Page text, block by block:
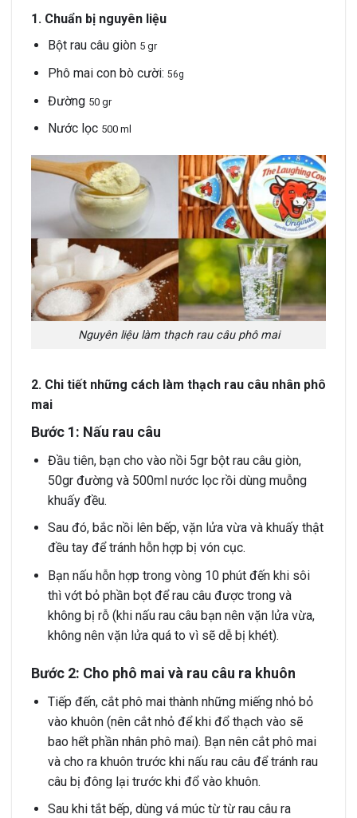
1. Chuẩn bị nguyên liệu
Bột rau câu giòn 5 gr
Phô mai con bò cười: 56g
Đường 50 gr
Nước lọc 500 ml
Nguyên liệu làm thạch rau câu phô mai
2. Chi tiết những cách làm thạch rau câu nhân phô
mai
Bước 1: Nấu rau câu
Đầu tiên, bạn cho vào nồi 5gr bột rau câu giòn,
50gr đường và 500ml nước lọc rồi dùng muỗng
khuấy đều.
Sau đó, bắc nồi lên bếp, vặn lửa vừa và khuấy thật
đều tay để tránh hỗn hợp bị vón cục.
Bạn nấu hỗn hợp trong vòng 10 phút đến khi sôi
thì vớt bỏ phần bọt để rau câu được trong và
không bị rỗ (khi nấu rau câu bạn nên vặn lửa vừa,
không nên vặn lửa quá to vì sẽ dễ bị khét).
Bước 2: Cho phô mai và rau câu ra khuôn
Tiếp đến, cắt phô mai thành những miếng nhỏ bỏ
vào khuôn (nên cắt nhỏ để khi đổ thạch vào sẽ
bao hết phần nhân phô mai). Bạn nên cắt phô mai
và cho ra khuôn trước khi nấu rau câu để tránh rau
câu bị đông lại trước khi đổ vào khuôn.
Sau khi tắt bếp, dùng vá múc từ từ rau câu ra